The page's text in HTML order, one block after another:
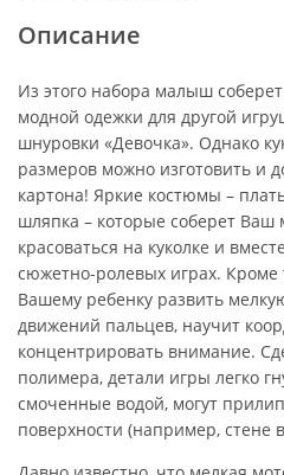
Описание
Из этого набора малыш
модной одежки для другой
шнуровки «Девочка». Однако
размеров можно изготовить и
картона! Яркие костюмы –
шляпка – которые соберет Ваш
красоваться на куколке и
сюжетно-ролевых играх. Кроме
Вашему ребенку развить
движений пальцев, научит
концентрировать внимание.
полимера, детали игры легко
смоченные водой, могут
поверхности (например, стене